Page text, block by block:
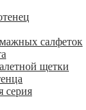
салфеток
щетки
серия